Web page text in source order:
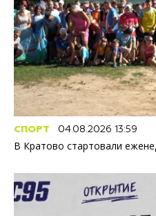
СПОРТ 04.08.2026 13:59
В Кратово стартовали